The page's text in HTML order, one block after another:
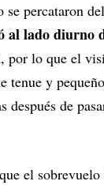
percataron
al lado diurno
, por lo que el
tenue y
después de
el